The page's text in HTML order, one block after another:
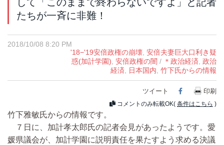
たちが一斉に非難！
2018/10/08 8:20 PM
'18−'19安倍政権の崩壊, 安倍夫妻巨大口利き疑
惑(加計学園), 安倍政権の闇 / ＊政治経済, 政治
経済, 日本国内, 竹下氏からの情報
ツイート Facebook
印刷
コメントのみ転載OK( 条件はこちら )
竹下雅敏氏からの情報です。
７日に、加計孝太郎氏の記者会見があったようです。愛
媛県議会が、加計学園に説明責任を果たすよう求める決議